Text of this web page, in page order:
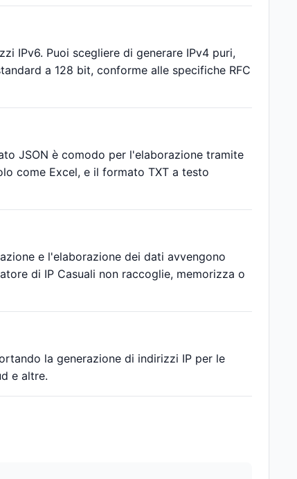
IPv6. Puoi scegliere di generare IPv4 puri,
a 128 bit, conforme alle specifiche RFC
JSON è comodo per l'elaborazione tramite
come Excel, e il formato TXT a testo
e l'elaborazione dei dati avvengono
di IP Casuali non raccoglie, memorizza o
la generazione di indirizzi IP per le
e altre.